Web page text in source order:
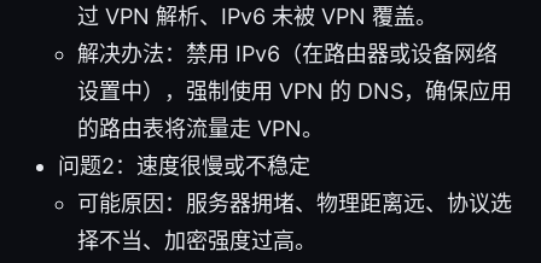
过 VPN 解析、IPv6 未被 VPN 覆盖。
解决办法：禁用 IPv6（在路由器或设备网络
设置中），强制使用 VPN 的 DNS，确保应用
的路由表将流量走 VPN。
问题2：速度很慢或不稳定
可能原因：服务器拥堵、物理距离远、协议选
择不当、加密强度过高。